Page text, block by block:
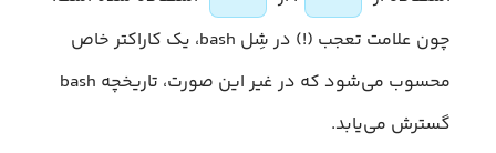
چون علامت تعجب (!) در شِل bash، یک کاراکتر خاص
محسوب می‌شود که در غیر این صورت، تاریخچه bash
گسترش می‌یابد.